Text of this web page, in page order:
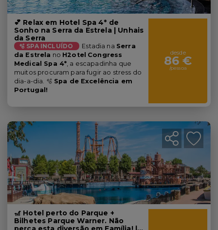
💕 Relax em Hotel Spa 4* de
Sonho na Serra da Estrela | Unhais
da Serra
🫧 SPA INCLUÍDO Estadia na Serra
da Estrela no H2otel Congress
Medical Spa 4*, a escapadinha que
muitos procuram para fugir ao stress do
dia-a-dia. 🫧 Spa de Excelência em
Portugal!
desde
86 €
/pessoa
🎢 Hotel perto do Parque +
Bilhetes Parque Warner. Não